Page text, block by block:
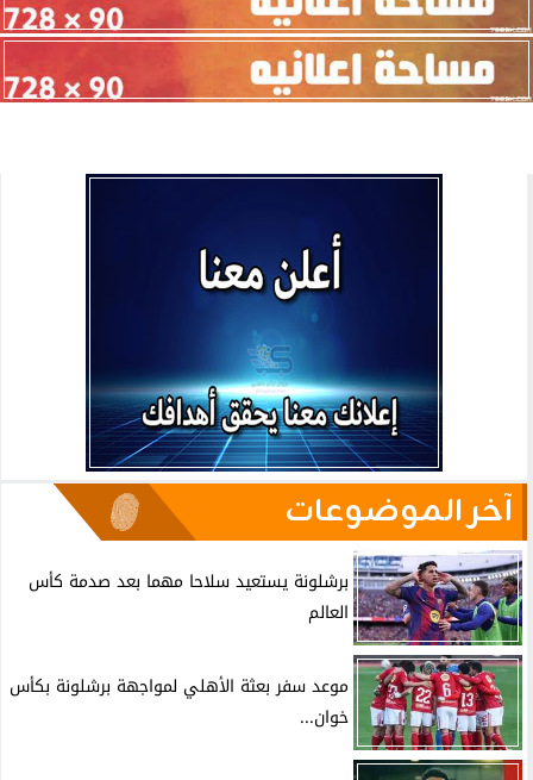
آخر الموضوعات
برشلونة يستعيد سلاحا مهما بعد صدمة كأس
العالم
موعد سفر بعثة الأهلي لمواجهة برشلونة بكأس
خوان...